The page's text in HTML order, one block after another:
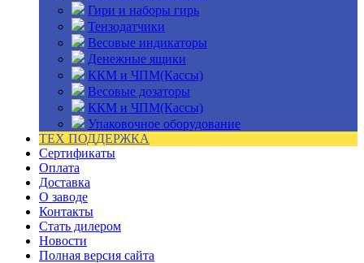
Гири и наборы гирь
Тензодатчики
Весовые индикаторы
Денежные ящики
ККМ и ЧПМ(Кассы)
Весовые дозаторы
ККМ и ЧПМ(Кассы)
Упаковочное оборудование
ТЕХ ПОДДЕРЖКА
Сертификаты
Оплата
Доставка
О заводе
Контакты
Стать дилером
Новости
Полная версия сайта